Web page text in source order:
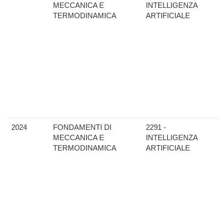
MECCANICA E
TERMODINAMICA
INTELLIGENZA
ARTIFICIALE
2024
FONDAMENTI DI
MECCANICA E
TERMODINAMICA
2291 -
INTELLIGENZA
ARTIFICIALE